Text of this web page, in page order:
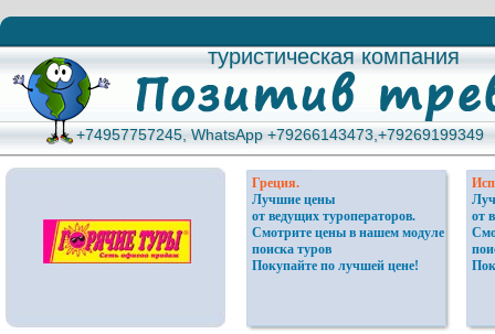
туристическая компания
туристическая компания
+74957757245, WhatsApp +79266143473,+79269199349
+74957757245, WhatsApp +79266143473,+79269199349
Греция.
Лучшие цены
от ведущих туроператоров.
Смотрите цены в нашем модуле
поиска туров
Покупайте по лучшей цене!
от